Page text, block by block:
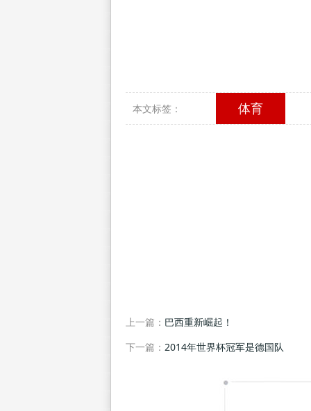
本文标签： 体育
上一篇： 巴西重新崛起！
下一篇： 2014年世界杯冠军是德国队